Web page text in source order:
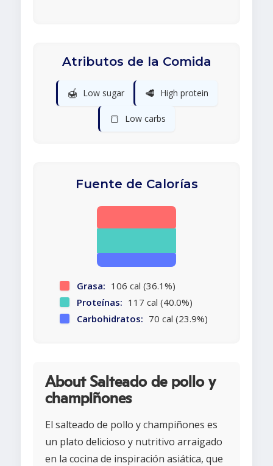
Atributos de la Comida
🍯 Low sugar 🥩 High protein
🍞 Low carbs
Fuente de Calorías
Grasa: 106 cal (36.1%)
Proteínas: 117 cal (40.0%)
Carbohidratos: 70 cal (23.9%)
About Salteado de pollo y
champiñones
El salteado de pollo y champiñones es
un plato delicioso y nutritivo arraigado
en la cocina de inspiración asiática, que